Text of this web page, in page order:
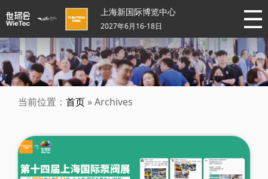
上海新国际博览中心
2027年6月16-18日
当前位置： 首页 » Archives